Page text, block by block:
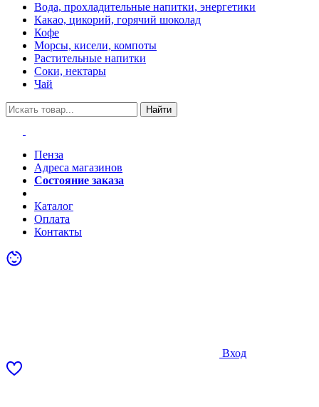
Вода, прохладительные напитки, энергетики
Какао, цикорий, горячий шоколад
Кофе
Морсы, кисели, компоты
Растительные напитки
Соки, нектары
Чай
Найти
Пенза
Адреса магазинов
Состояние заказа
Каталог
Оплата
Контакты
Вход